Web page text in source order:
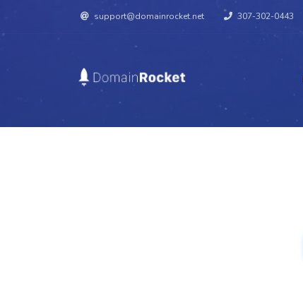
support@domainrocket.net 307-302-0443